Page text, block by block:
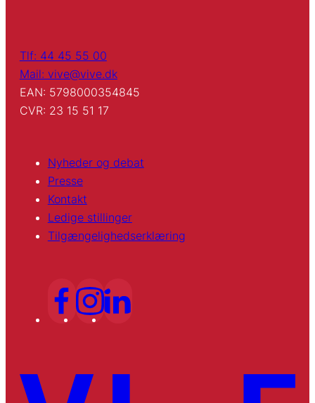
Tlf: 44 45 55 00
Mail: vive@vive.dk
EAN: 5798000354845
CVR: 23 15 51 17
Nyheder og debat
Presse
Kontakt
Ledige stillinger
Tilgængelighedserklæring